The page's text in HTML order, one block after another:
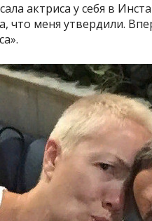
актриса у себя в
что меня утвердили.